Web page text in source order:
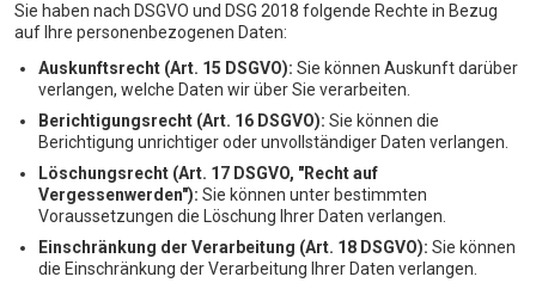
Sie haben nach DSGVO und DSG 2018 folgende Rechte in Bezug
auf Ihre personenbezogenen Daten:
Auskunftsrecht (Art. 15 DSGVO): Sie können Auskunft darüber
verlangen, welche Daten wir über Sie verarbeiten.
Berichtigungsrecht (Art. 16 DSGVO): Sie können die
Berichtigung unrichtiger oder unvollständiger Daten verlangen.
Löschungsrecht (Art. 17 DSGVO, "Recht auf
Vergessenwerden"): Sie können unter bestimmten
Voraussetzungen die Löschung Ihrer Daten verlangen.
Einschränkung der Verarbeitung (Art. 18 DSGVO): Sie können
die Einschränkung der Verarbeitung Ihrer Daten verlangen.